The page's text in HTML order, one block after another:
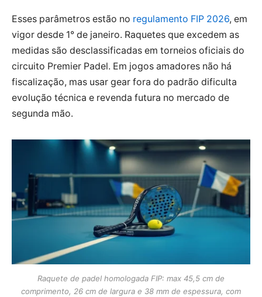
Esses parâmetros estão no regulamento FIP 2026, em
vigor desde 1° de janeiro. Raquetes que excedem as
medidas são desclassificadas em torneios oficiais do
circuito Premier Padel. Em jogos amadores não há
fiscalização, mas usar gear fora do padrão dificulta
evolução técnica e revenda futura no mercado de
segunda mão.
Raquete de padel homologada FIP: max 45,5 cm de
comprimento, 26 cm de largura e 38 mm de espessura, com